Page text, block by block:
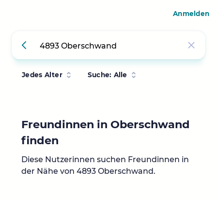
Jedes Alter Suche: Alle
Freundinnen in Oberschwand
finden
Diese Nutzerinnen suchen Freundinnen in
der Nähe von 4893 Oberschwand.
Anmelden